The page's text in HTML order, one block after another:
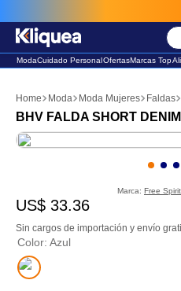
ModaCuidado PersonalOfertasMarcas Top
Moda Moda Mujeres Faldas
BHV FALDA SHORT
Marca: Free Spirit
US$ 33.36
Sin cargos de importación y envío
Color: Azul
2. faldas